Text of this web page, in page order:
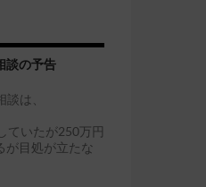
談の予告
は、
ていたが250万円
が目処が立たな